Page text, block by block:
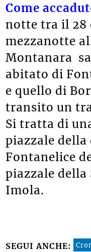
Come
notte tra il 28
mezzanotte
Montanara
abitato di
e quello di
transito un
Si tratta di
piazzale
Fontanelice
piazzale della
Imola.
SEGUI ANCHE: